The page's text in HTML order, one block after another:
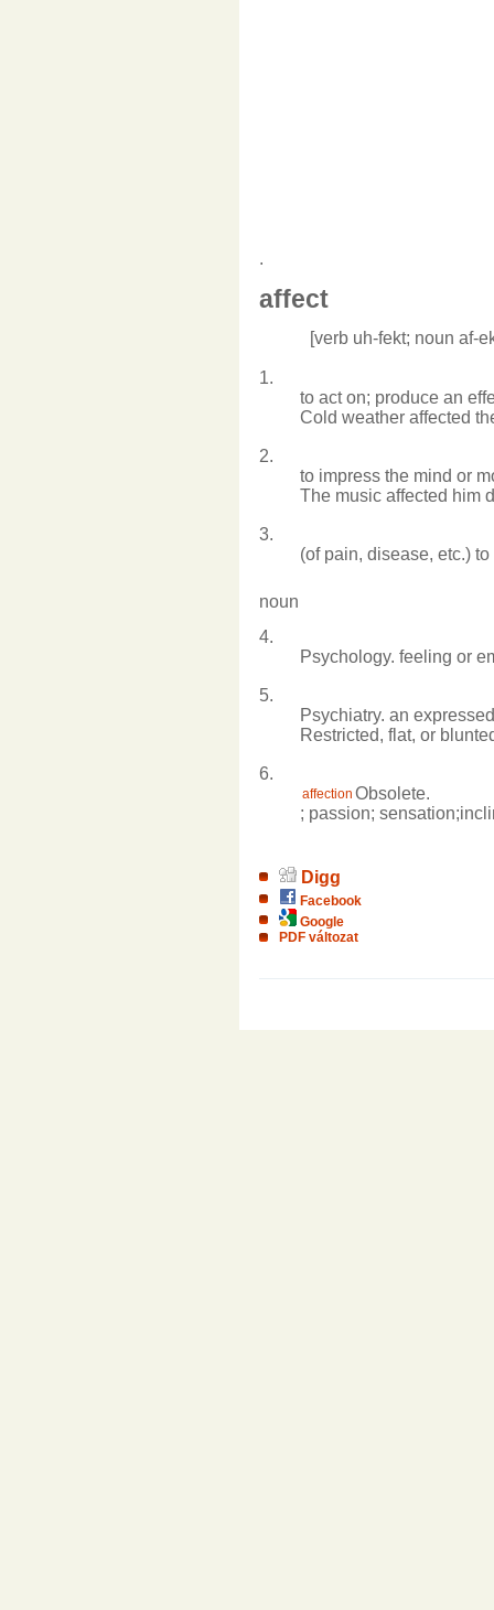
.
affect
[verb uh-fekt; noun af-
1.
to act on; produce an
Cold weather affected
2.
to impress the mind or
The music affected him
3.
(of pain, disease, etc.) to
noun
4.
Psychology. feeling or
5.
Psychiatry. an expressed
Restricted, flat, or
6.
Obsolete.
affection
; passion; sensation;
Digg
Facebook
Google
PDF változat